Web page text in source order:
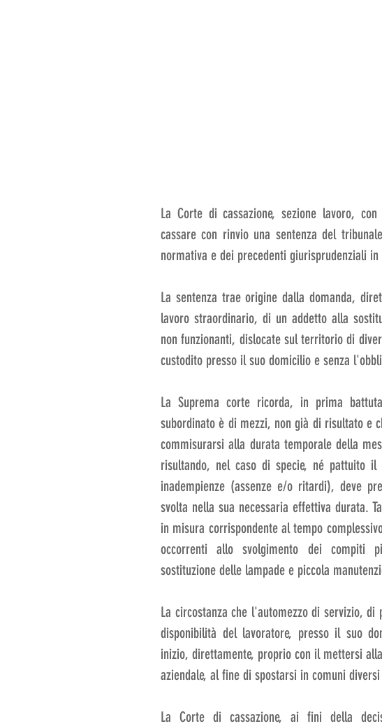
La Corte di cassazione, sezione lavoro,
cassare con rinvio una sentenza del
normativa e dei precedenti giurisprudenziali
La sentenza trae origine dalla domanda,
lavoro straordinario, di un addetto alla
non funzionanti, dislocate sul territorio di
custodito presso il suo domicilio e senza
La Suprema corte ricorda, in prima
subordinato è di mezzi, non già di risultato e
commisurarsi alla durata temporale della
risultando, nel caso di specie, né pattuito
inadempienze (assenze e/o ritardi), deve
svolta nella sua necessaria effettiva durata.
in misura corrispondente al tempo
occorrenti allo svolgimento dei compiti
sostituzione delle lampade e piccola
La circostanza che l'automezzo di servizio,
disponibilità del lavoratore, presso il suo
inizio, direttamente, proprio con il mettersi
aziendale, al fine di spostarsi in comuni
La Corte di cassazione, ai fini della